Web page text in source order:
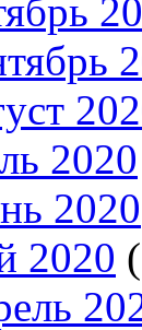
2020
2020
2020